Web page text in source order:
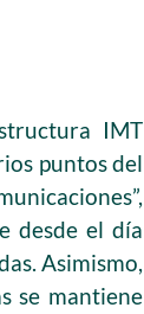
IMT
puntos del
desde el día
Asimismo,
se mantiene